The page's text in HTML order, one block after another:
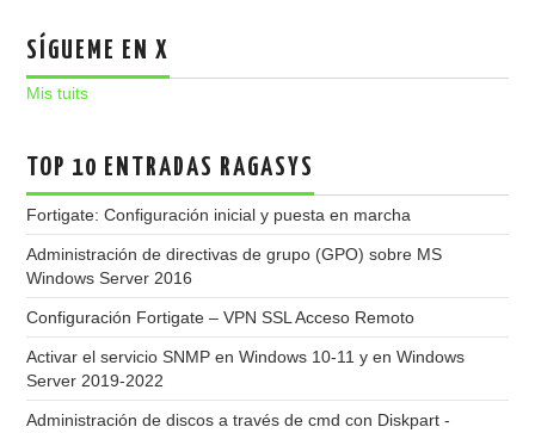
SÍGUEME EN X
Mis tuits
TOP 10 ENTRADAS RAGASYS
Fortigate: Configuración inicial y puesta en marcha
Administración de directivas de grupo (GPO) sobre MS
Windows Server 2016
Configuración Fortigate – VPN SSL Acceso Remoto
Activar el servicio SNMP en Windows 10-11 y en Windows
Server 2019-2022
Administración de discos a través de cmd con Diskpart -